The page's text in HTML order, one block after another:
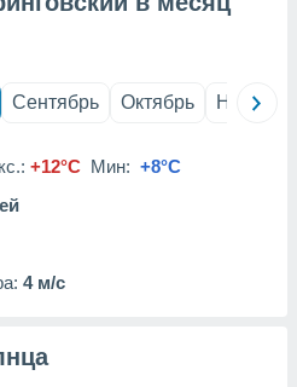
Сентябрь Октябрь Ноябрь
+12°C Мин: +8°C
4 м/с